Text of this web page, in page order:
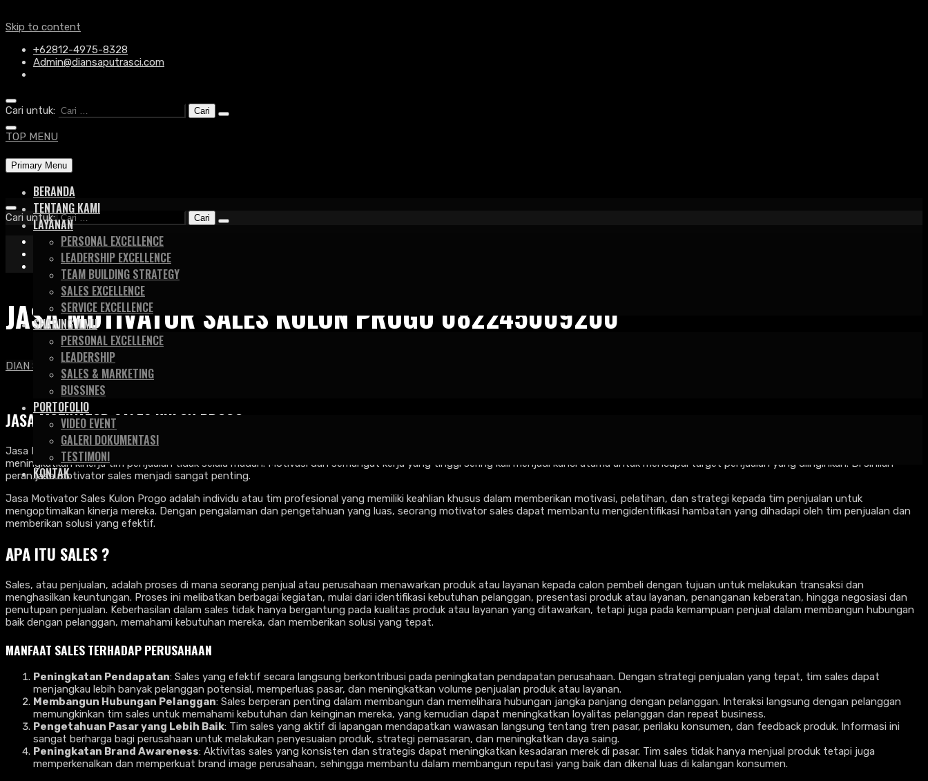
Skip to content
+62812-4975-8328
Admin@diansaputrasci.com
Cari untuk:
TOP MENU
Primary Menu
BERANDA
TENTANG KAMI
LAYANAN
PERSONAL EXCELLENCE
LEADERSHIP EXCELLENCE
TEAM BUILDING STRATEGY
SALES EXCELLENCE
SERVICE EXCELLENCE
SHARING ILMU
PERSONAL EXCELLENCE
LEADERSHIP
SALES & MARKETING
BUSSINES
PORTOFOLIO
VIDEO EVENT
GALERI DOKUMENTASI
TESTIMONI
KONTAK
Cari untuk:
+62812-4975-8328
Admin@diansaputrasci.com
JASA MOTIVATOR SALES KULON PROGO 082245009200
DIAN SAPUTRA & ASSOCIATE >
JASA MOTIVATOR SALES KULON PROGO
Jasa Motivator Sales Kulon Progo – Di era persaingan bisnis yang semakin ketat, performa tim penjualan menjadi salah satu faktor penentu keberhasilan sebuah perusahaan. Namun,
meningkatkan kinerja tim penjualan tidak selalu mudah. Motivasi dan semangat kerja yang tinggi sering kali menjadi kunci utama untuk mencapai target penjualan yang diinginkan. Di sinilah
peran jasa motivator sales menjadi sangat penting.
Jasa Motivator Sales Kulon Progo adalah individu atau tim profesional yang memiliki keahlian khusus dalam memberikan motivasi, pelatihan, dan strategi kepada tim penjualan untuk
mengoptimalkan kinerja mereka. Dengan pengalaman dan pengetahuan yang luas, seorang motivator sales dapat membantu mengidentifikasi hambatan yang dihadapi oleh tim penjualan dan
memberikan solusi yang efektif.
APA ITU SALES ?
Sales, atau penjualan, adalah proses di mana seorang penjual atau perusahaan menawarkan produk atau layanan kepada calon pembeli dengan tujuan untuk melakukan transaksi dan
menghasilkan keuntungan. Proses ini melibatkan berbagai kegiatan, mulai dari identifikasi kebutuhan pelanggan, presentasi produk atau layanan, penanganan keberatan, hingga negosiasi dan
penutupan penjualan. Keberhasilan dalam sales tidak hanya bergantung pada kualitas produk atau layanan yang ditawarkan, tetapi juga pada kemampuan penjual dalam membangun hubungan
baik dengan pelanggan, memahami kebutuhan mereka, dan memberikan solusi yang tepat.
MANFAAT SALES TERHADAP PERUSAHAAN
Peningkatan Pendapatan: Sales yang efektif secara langsung berkontribusi pada peningkatan pendapatan perusahaan. Dengan strategi penjualan yang tepat, tim sales dapat
menjangkau lebih banyak pelanggan potensial, memperluas pasar, dan meningkatkan volume penjualan produk atau layanan.
Membangun Hubungan Pelanggan: Sales berperan penting dalam membangun dan memelihara hubungan jangka panjang dengan pelanggan. Interaksi langsung dengan pelanggan
memungkinkan tim sales untuk memahami kebutuhan dan keinginan mereka, yang kemudian dapat meningkatkan loyalitas pelanggan dan repeat business.
Pengetahuan Pasar yang Lebih Baik: Tim sales yang aktif di lapangan mendapatkan wawasan langsung tentang tren pasar, perilaku konsumen, dan feedback produk. Informasi ini
sangat berharga bagi perusahaan untuk melakukan penyesuaian produk, strategi pemasaran, dan meningkatkan daya saing.
Peningkatan Brand Awareness: Aktivitas sales yang konsisten dan strategis dapat meningkatkan kesadaran merek di pasar. Tim sales tidak hanya menjual produk tetapi juga
memperkenalkan dan memperkuat brand image perusahaan, sehingga membantu dalam membangun reputasi yang baik dan dikenal luas di kalangan konsumen.